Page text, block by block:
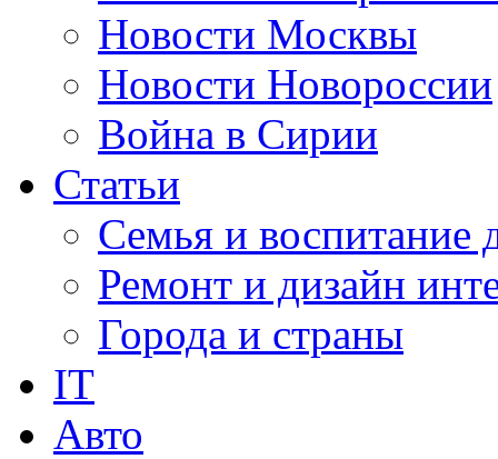
Новости Москвы
Новости Новороссии
Война в Сирии
Статьи
Семья и воспитание
Ремонт и дизайн
Города и страны
IT
Авто